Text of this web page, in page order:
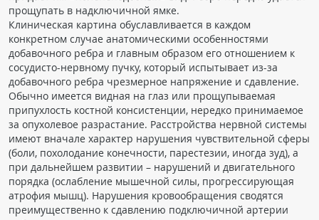
прощупать в надключичной ямке.
Клиническая картина обуславливается в каждом
конкретном случае анатомическими особенностями
добавочного ребра и главным образом его отношением к
сосудисто-нервному пучку, который испытывает из-за
добавочного ребра чрезмерное напряжение и сдавление.
Обычно имеется видная на глаз или прощупываемая
припухлость костной консистенции, нередко принимаемое
за опухолевое разрастание. Расстройства нервной системы
имеют вначале характер нарушения чувствительной сферы
(боли, похолодание конечности, парестезии, иногда зуд), а
при дальнейшем развитии – нарушений и двигательного
порядка (ослабление мышечной силы, прогрессирующая
атрофия мышц). Нарушения кровообращения сводятся
преимущественно к сдавлению подключичной артерии